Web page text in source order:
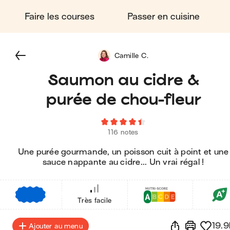
Faire les courses Passer en cuisine
Saumon au cidre &
purée de chou-fleur
116 notes
Une purée gourmande, un poisson cuit à point et une
sauce nappante au cidre... Un vrai régal !
Camille C.
Très facile
Ajouter au menu